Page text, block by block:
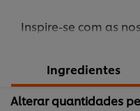
Inspire-se com as
Ingredientes
Alterar quantidades